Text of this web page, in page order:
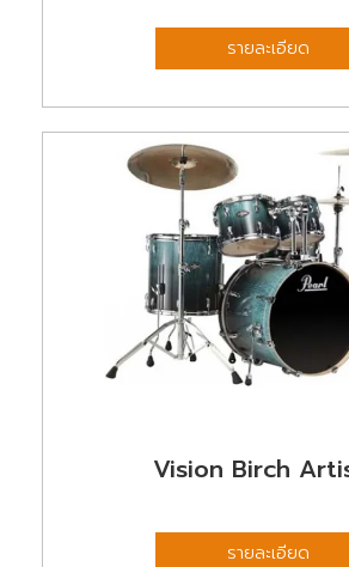
รายละเอียด
Vision Birch
รายละเอียด